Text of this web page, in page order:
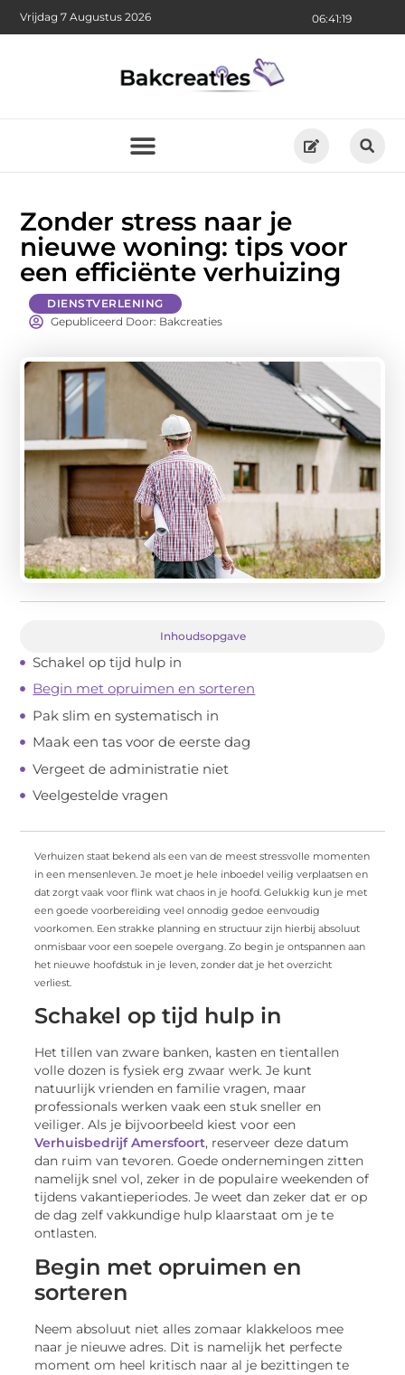
06:41:20
Vrijdag 7 Augustus 2026
Zonder stress naar je
nieuwe woning: tips voor
een efficiënte verhuizing
DIENSTVERLENING
Gepubliceerd Door: Bakcreaties
Inhoudsopgave
Schakel op tijd hulp in
Begin met opruimen en sorteren
Pak slim en systematisch in
Maak een tas voor de eerste dag
Vergeet de administratie niet
Veelgestelde vragen
Verhuizen staat bekend als een van de meest stressvolle momenten
in een mensenleven. Je moet je hele inboedel veilig verplaatsen en
dat zorgt vaak voor flink wat chaos in je hoofd. Gelukkig kun je met
een goede voorbereiding veel onnodig gedoe eenvoudig
voorkomen. Een strakke planning en structuur zijn hierbij absoluut
onmisbaar voor een soepele overgang. Zo begin je ontspannen aan
het nieuwe hoofdstuk in je leven, zonder dat je het overzicht
verliest.
Schakel op tijd hulp in
Het tillen van zware banken, kasten en tientallen
volle dozen is fysiek erg zwaar werk. Je kunt
natuurlijk vrienden en familie vragen, maar
professionals werken vaak een stuk sneller en
veiliger. Als je bijvoorbeeld kiest voor een
Verhuisbedrijf Amersfoort, reserveer deze datum
dan ruim van tevoren. Goede ondernemingen zitten
namelijk snel vol, zeker in de populaire weekenden of
tijdens vakantieperiodes. Je weet dan zeker dat er op
de dag zelf vakkundige hulp klaarstaat om je te
ontlasten.
Begin met opruimen en
sorteren
Neem absoluut niet alles zomaar klakkeloos mee
naar je nieuwe adres. Dit is namelijk het perfecte
moment om heel kritisch naar al je bezittingen te